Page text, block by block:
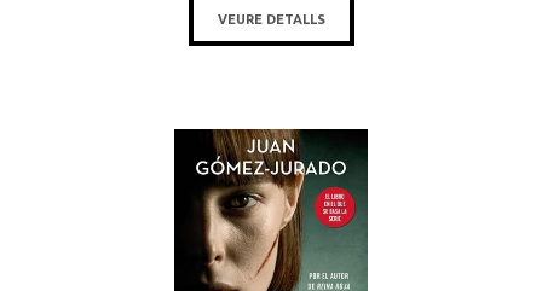
VEURE DETALLS